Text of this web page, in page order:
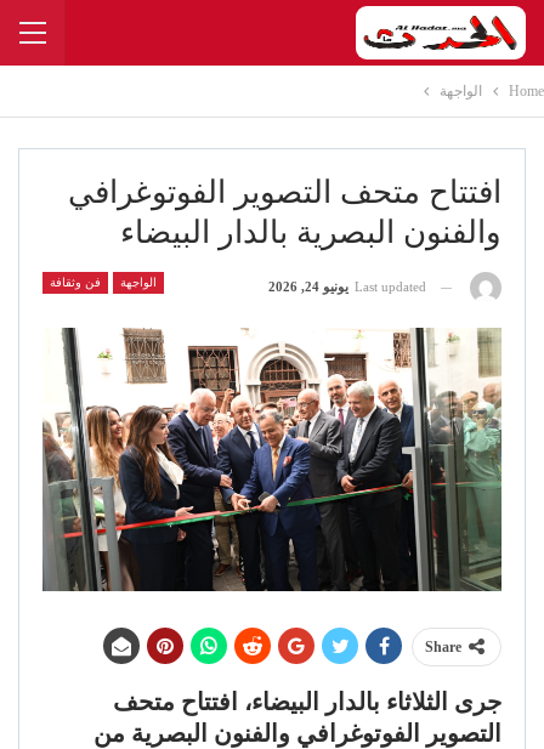
Home الواجهة
افتتاح متحف التصوير الفوتوغرافي
والفنون البصرية بالدار البيضاء
الواجهة فن وثقافة Last updated يونيو 24, 2026
Share
جرى الثلاثاء بالدار البيضاء، افتتاح متحف
التصوير الفوتوغرافي والفنون البصرية من